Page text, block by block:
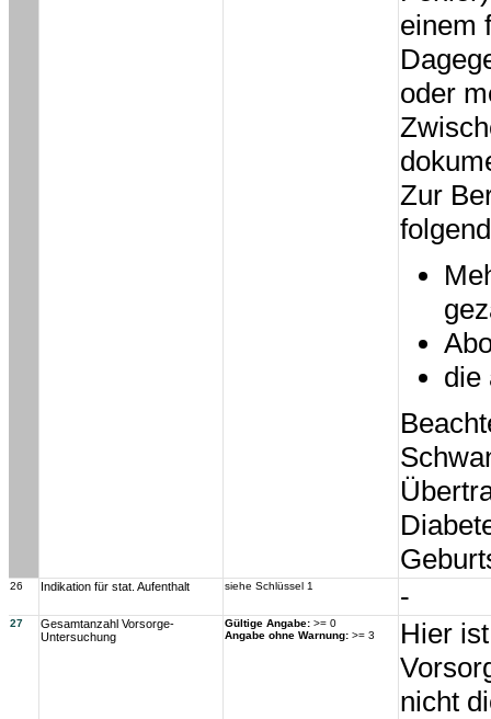
einem
oder
Zur
die
26 Indikation für stat. Aufenthalt siehe Schlüssel 1 -
27
Gesamtanzahl Vorsorge-
Untersuchung
Gültige Angabe: >= 0
Angabe ohne Warnung: >= 3
Hier
nicht